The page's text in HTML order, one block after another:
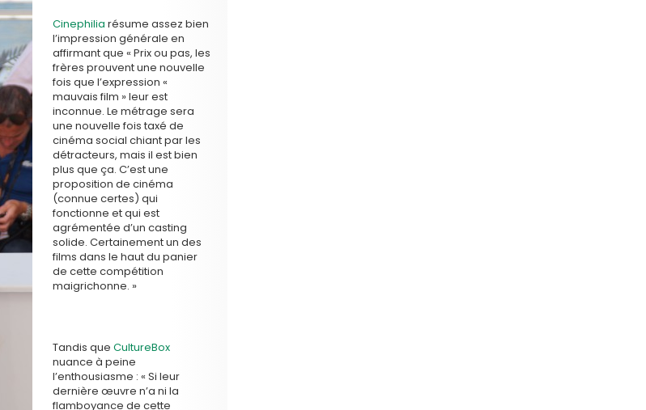
Cinephilia résume assez bien
l’impression générale en
affirmant que « Prix ou pas, les
frères prouvent une nouvelle
fois que l’expression «
mauvais film » leur est
inconnue. Le métrage sera
une nouvelle fois taxé de
cinéma social chiant par les
détracteurs, mais il est bien
plus que ça. C’est une
proposition de cinéma
(connue certes) qui
fonctionne et qui est
agrémentée d’un casting
solide. Certainement un des
films dans le haut du panier
de cette compétition
maigrichonne. »
Tandis que CultureBox
nuance à peine
l’enthousiasme : « Si leur
dernière œuvre n’a ni la
flamboyance de cette